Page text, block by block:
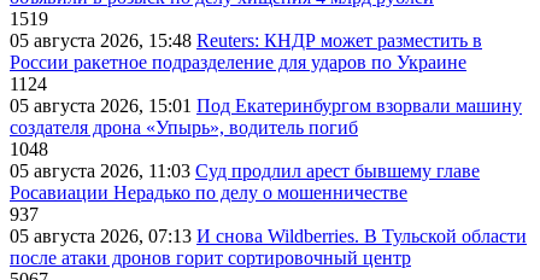
1519
05 августа 2026, 15:48 Reuters: КНДР может разместить в
России ракетное подразделение для ударов по Украине
1124
05 августа 2026, 15:01 Под Екатеринбургом взорвали машину
создателя дрона «Упырь», водитель погиб
1048
05 августа 2026, 11:03 Суд продлил арест бывшему главе
Росавиации Нерадько по делу о мошенничестве
937
05 августа 2026, 07:13 И снова Wildberries. В Тульской области
после атаки дронов горит сортировочный центр